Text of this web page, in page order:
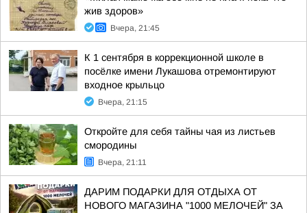
жив здоров»
Вчера, 21:45
К 1 сентября в коррекционной школе в
посёлке имени Лукашова отремонтируют
входное крыльцо
Вчера, 21:15
Откройте для себя тайны чая из листьев
смородины
Вчера, 21:11
ДАРИМ ПОДАРКИ ДЛЯ ОТДЫХА ОТ
НОВОГО МАГАЗИНА "1000 МЕЛОЧЕЙ" ЗА